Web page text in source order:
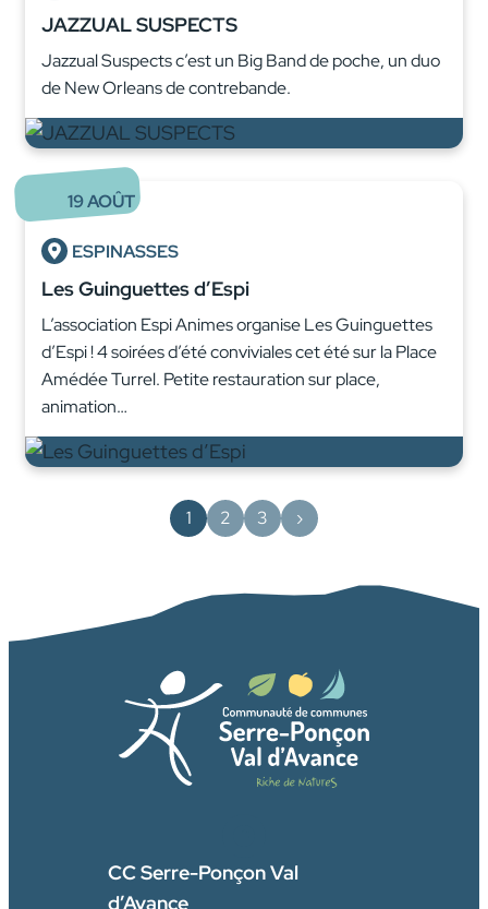
JAZZUAL SUSPECTS
Jazzual Suspects c’est un Big Band de poche, un duo
de New Orleans de contrebande.
19AOÛT
ESPINASSES
Les Guinguettes d’Espi
L’association Espi Animes organise Les Guinguettes
d’Espi ! 4 soirées d’été conviviales cet été sur la Place
Amédée Turrel. Petite restauration sur place,
animation…
1 2 3 ›
CC Serre-Ponçon Val
d’Avance